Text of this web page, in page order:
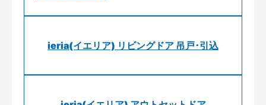
ieria(イエリア) リビングドア 吊戸･引込